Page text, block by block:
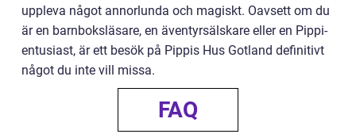
uppleva något annorlunda och magiskt. Oavsett om du
är en barnboksläsare, en äventyrsälskare eller en Pippi-
entusiast, är ett besök på Pippis Hus Gotland definitivt
något du inte vill missa.
FAQ